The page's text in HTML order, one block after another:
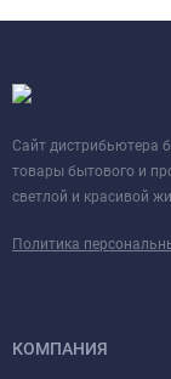
Cайт дистрибьютера
товары бытового и
светлой и красивой
Политика
КОМПАНИЯ